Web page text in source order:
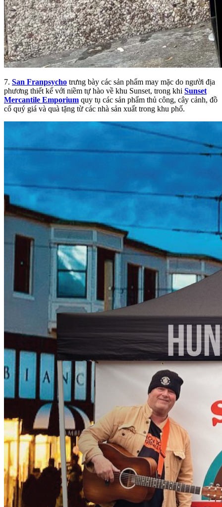
7. San Franpsycho trưng bày các sản phẩm may mặc do người địa
phương thiết kế với niềm tự hào về khu Sunset, trong khi Sunset
Mercantile Emporium quy tụ các sản phẩm thủ công, cây cảnh, đồ
cổ quý giá và quà tặng từ các nhà sản xuất trong khu phố.